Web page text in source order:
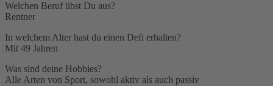
Welchen Beruf übst Du aus?
Rentner
In welchem Alter hast du einen Defi erhalten?
Mit 49 Jahren
Was sind deine Hobbies?
Alle Arten von Sport, sowohl aktiv als auch passiv